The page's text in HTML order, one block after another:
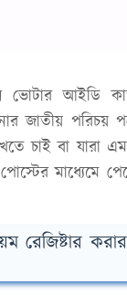
ভোটার আইডি
জাতীয় পরিচয়
চাই বা যারা
মাধ্যেমে
করার